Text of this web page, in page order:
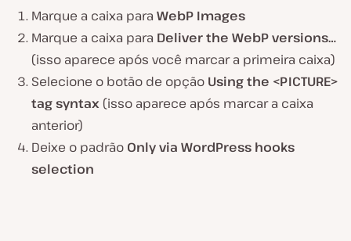
Marque a caixa para WebP Images
Marque a caixa para Deliver the WebP versions…
(isso aparece após você marcar a primeira caixa)
Selecione o botão de opção Using the <PICTURE>
tag syntax (isso aparece após marcar a caixa
anterior)
Deixe o padrão Only via WordPress hooks
selection